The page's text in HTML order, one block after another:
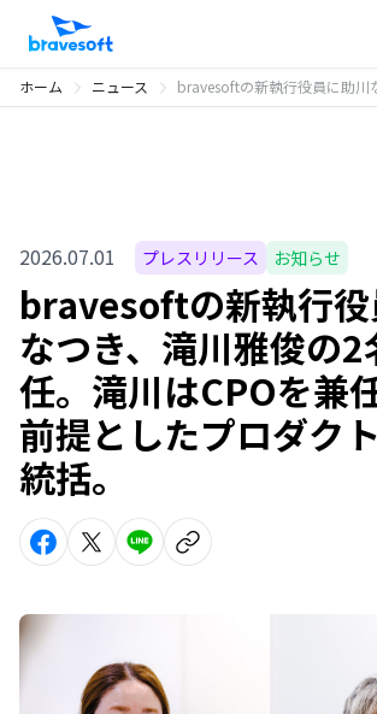
ホーム ニュース bravesoftの新執行役員に助川なつき、滝川雅俊の2名が就任。滝川は
2026.07.01 プレスリリース お知らせ
bravesoftの新執行役
なつき、滝川雅俊の2
任。滝川はCPOを兼
前提としたプロダク
統括。